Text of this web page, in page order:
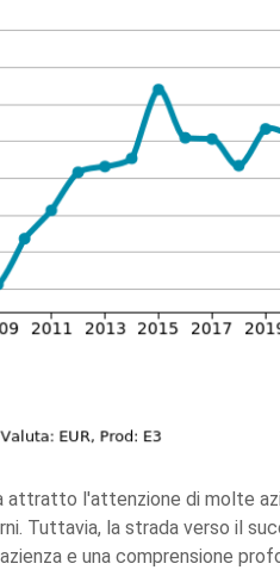
l'attenzione di molte
Tuttavia, la strada verso il
e una comprensione